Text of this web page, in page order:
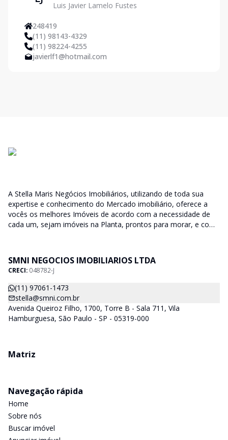
LTDA
Luis Javier Lamelo Fustes
248419
(11) 98143-4329
(11) 98224-4255
javierlf1@hotmail.com
A Stella Maris Negócios Imobiliários, utilizando de toda sua
expertise e conhecimento do Mercado imobiliário, oferece a
vocês os melhores Imóveis de acordo com a necessidade de
cada um, sejam imóveis na Planta, prontos para morar, e com
nossos clientes. Nossos Corretores (todos Credenciados ao
CRECI-SP) estarão a disposição para lhes mostrar os imóveis
que já temos e, também buscamos Imóveis e regiões que
agradem aos nossos clientes. Procurando Casa, apartamento,
sala comercial, terrenos, galpões dentre outros produtos
imobiliários, é só nos chamar.
SMNI NEGOCIOS IMOBILIARIOS LTDA
CRECI: 048782-J
(11) 97061-1473
stella@smni.com.br
Avenida Queiroz Filho, 1700, Torre B - Sala 711, Vila
Hamburguesa, São Paulo - SP - 05319-000
Matriz
Navegação rápida
Home
Sobre nós
Buscar imóvel